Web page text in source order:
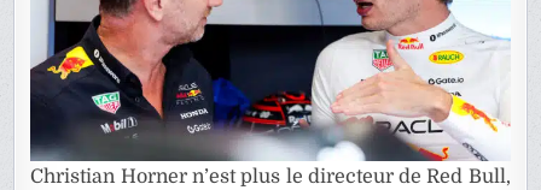
Christian Horner n’est plus le directeur de Red Bull,